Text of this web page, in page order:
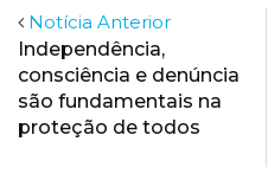
Notícia Anterior
Independência,
consciência e denúncia
são fundamentais na
proteção de todos